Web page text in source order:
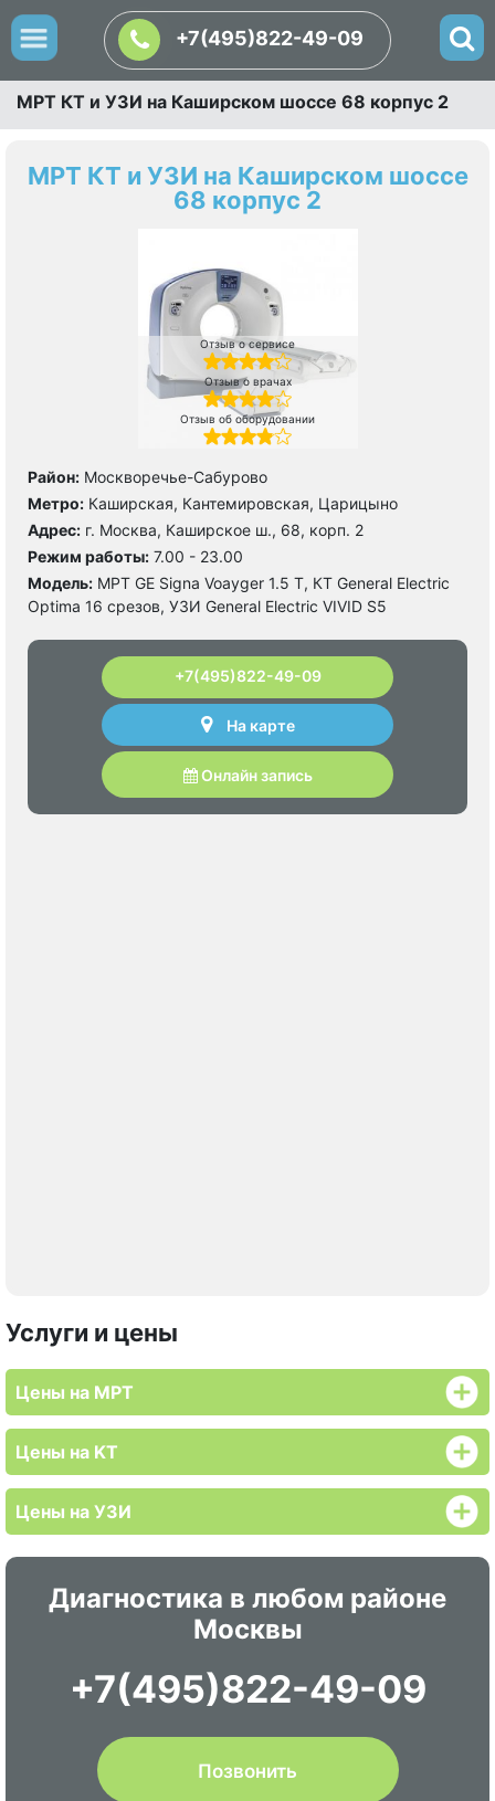
+7(495)822-49-09
МРТ КТ и УЗИ на Каширском шоссе 68 корпус 2
МРТ КТ и УЗИ на Каширском шоссе
68 корпус 2
Отзыв о сервисе
Отзыв о врачах
Отзыв об оборудовании
Район: Москворечье-Сабурово
Метро: Каширская, Кантемировская, Царицыно
Адрес: г. Москва, Каширское ш., 68, корп. 2
Режим работы: 7.00 - 23.00
Модель: МРТ GE Signa Voayger 1.5 Т, КТ General Electric
Optima 16 срезов, УЗИ General Electric VIVID S5
+7(495)822-49-09
На карте
Онлайн запись
Услуги и цены
Цены на МРТ
Цены на KT
Цены на УЗИ
Диагностика в любом районе
Москвы
+7(495)822-49-09
Позвонить